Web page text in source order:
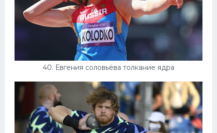
40. Евгения соловьёва толкание ядра